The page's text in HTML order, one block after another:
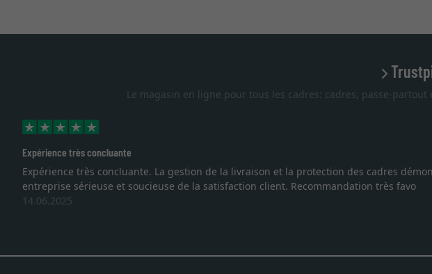
Le magasin en ligne pour tous les cadres: cadres, passe-
Expérience très concluante
Expérience très concluante. La gestion de la livraison et la protection des cadres
entreprise sérieuse et soucieuse de la satisfaction client. Recommandation très favo
14.06.2025